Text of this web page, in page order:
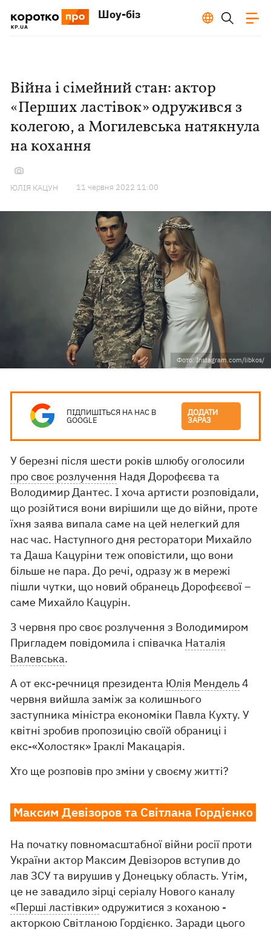
Шоу-біз
Війна і сімейний стан: актор
«Перших ластівок» одружився з
колегою, а Могилевська натякнула
на кохання
ЮЛІЯ КАЦУН 11 червня 2022 11:00
Фото: Instagram.com/libkos/
ПІДПИШІТЬСЯ НА НАС В
GOOGLE
ДОДАТИ
ЗАРАЗ
У березні після шести років шлюбу оголосили
про своє розлучення Надя Дорофєєва та
Володимир Дантес. І хоча артисти розповідали,
що розійтися вони вирішили ще до війни, проте
їхня заява випала саме на цей нелегкий для
нас час. Наступного дня ресторатори Михайло
та Даша Кацуріни теж оповістили, що вони
більше не пара. До речі, одразу ж в мережі
пішли чутки, що новий обранець Дорофєєвої –
саме Михайло Кацурін.
3 червня про своє розлучення з Володимиром
Пригладем повідомила і співачка Наталія
Валевська.
А от екс-речниця президента Юлія Мендель4
червня вийшла заміж за колишнього
заступника міністра економіки Павла Кухту. У
квітні зробив пропозицію своїй обраниці і
екс-«Холостяк» Іраклі Макацарія.
Хто ще розповів про зміни у своєму житті?
Максим Девізоров та Світлана Гордієнко
На початку повномасштабної війни росії проти
України актор Максим Девізоров вступив до
лав ЗСУ та вирушив у Донецьку область. Утім,
це не завадило зірці серіалу Нового каналу
«Перші ластівки»одружитися з коханою -
акторкою Світланою Гордієнко. Заради цього